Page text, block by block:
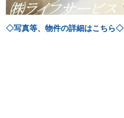
◇写真等、物件の詳細はこちら◇